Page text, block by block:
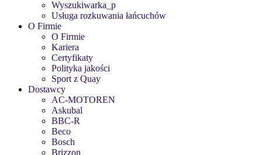
Wyszukiwarka_p
Usługa rozkuwania łańcuchów
O Firmie
O Firmie
Kariera
Certyfikaty
Polityka jakości
Sport z Quay
Dostawcy
AC-MOTOREN
Askubal
BBC-R
Beco
Bosch
Brizzon